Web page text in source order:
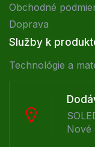
Obchodné
Doprava
Služby k
Technológie a
Nové